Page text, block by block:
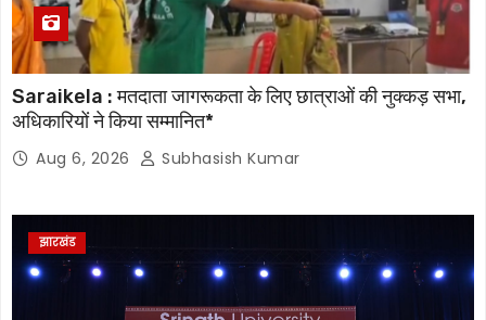
Saraikela : मतदाता जागरूकता के लिए छात्राओं की नुक्कड़ सभा,
अधिकारियों ने किया सम्मानित*
Aug 6, 2026 Subhasish Kumar
झारखंड